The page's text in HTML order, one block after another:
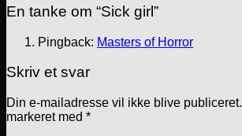
En tanke om “Sick girl”
Pingback: Masters of Horror
Skriv et svar
Din e-mailadresse vil ikke blive publiceret.
markeret med *